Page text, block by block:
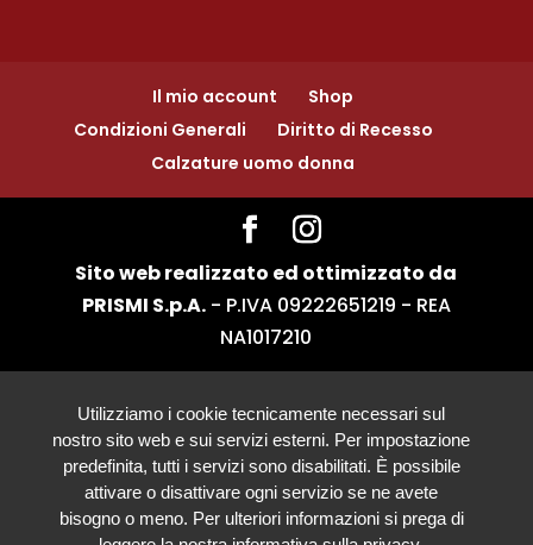
Il mio account
Shop
Condizioni Generali
Diritto di Recesso
Calzature uomo donna
Sito web realizzato ed ottimizzato da
PRISMI S.p.A.- P.IVA 09222651219 - REA
NA1017210
Utilizziamo i cookie tecnicamente necessari sul
nostro sito web e sui servizi esterni. Per impostazione
predefinita, tutti i servizi sono disabilitati. È possibile
attivare o disattivare ogni servizio se ne avete
bisogno o meno. Per ulteriori informazioni si prega di